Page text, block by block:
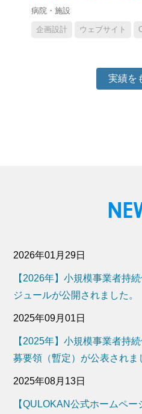
病院・施設
企画設計 ウェブサイト
実績を
2026年01月29日
【2026年】小規模事業者持
ジュールが公開されました。
2025年09月01日
【2025年】小規模事業者持
募要領（暫定）が公表されま
2025年08月13日
【QULOKAN公式ホームペ